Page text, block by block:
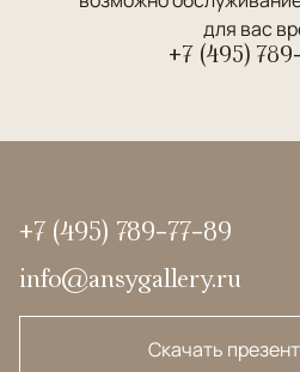
для вас
+7 (495)
+7 (495) 789-77-89
info@ansygallery.ru
Скачать